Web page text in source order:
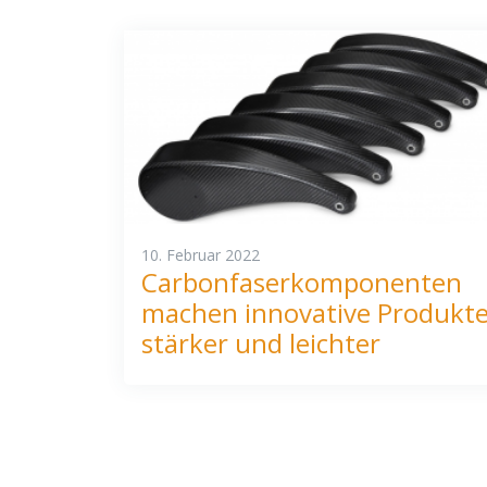
10. Februar 2022
Carbonfaserkomponenten
machen innovative
stärker und leichter